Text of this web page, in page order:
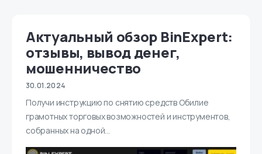
Актуальный обзор BinExpert:
отзывы, вывод денег,
мошенничество
30.01.2024
Получи инструкцию по снятию средств Обилие
грамотных торговых возможностей и инструментов,
собранных на одной…